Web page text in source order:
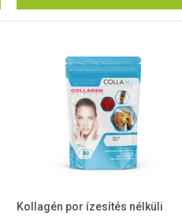
Kollagén por ízesítés nélküli